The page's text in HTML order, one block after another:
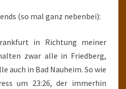
(so mal ganz nebenbei):
in Richtung meiner
zwar alle in Friedberg,
auch in Bad Nauheim. So wie
um 23:26, der immerhin